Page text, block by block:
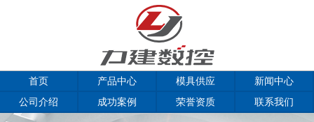
首页 产品中心 模具供应
新闻中心
公司介绍
成功案例 荣誉资质 联系我们